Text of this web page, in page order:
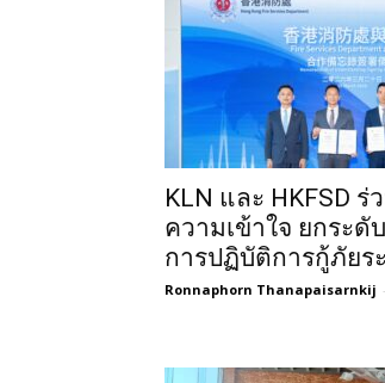
KLN และ HKFSD
ความเข้าใจ ยกระดั
การปฏิบัติการกู้ภัยร
Ronnaphorn Thanapaisarnkij -